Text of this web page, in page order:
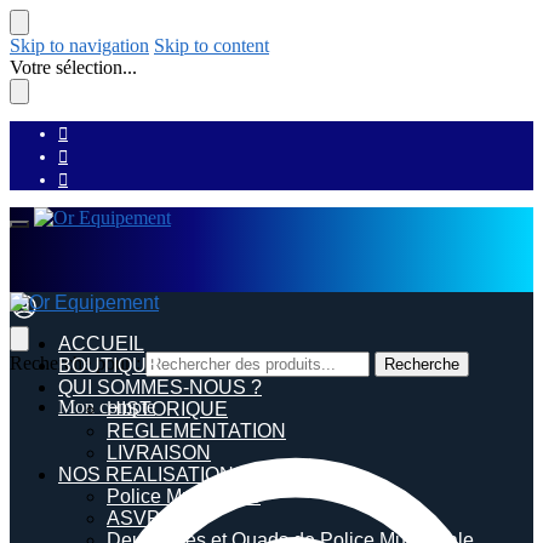
Skip to navigation Skip to content
Votre sélection...
Recherche pour : Recherche
Mon compte
ACCUEIL
BOUTIQUE
QUI SOMMES-NOUS ?
HISTORIQUE
REGLEMENTATION
LIVRAISON
NOS REALISATIONS
Police Municipale
ASVP